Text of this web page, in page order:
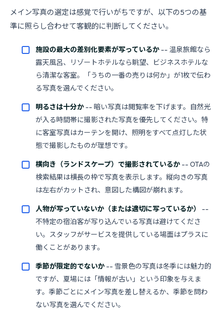
メイン写真の選定は感覚で行いがちですが、以下の5つの基
準に照らし合わせて客観的に判断してください。
施設の最大の差別化要素が写っているか -- 温泉旅館なら
露天風呂、リゾートホテルなら眺望、ビジネスホテルな
ら清潔な客室。「うちの一番の売りは何か」が1枚で伝わ
る写真を選んでください。
明るさは十分か -- 暗い写真は閲覧率を下げます。自然光
が入る時間帯に撮影された写真を優先してください。特
に客室写真はカーテンを開け、照明をすべて点灯した状
態で撮影したものが理想です。
横向き（ランドスケープ）で撮影されているか -- OTAの
検索結果は横長の枠で写真を表示します。縦向きの写真
は左右がカットされ、意図した構図が崩れます。
人物が写っていないか（または適切に写っているか）
--
不特定の宿泊客が写り込んでいる写真は避けてくださ
い。スタッフがサービスを提供している場面はプラスに
働くことがあります。
季節が限定的でないか -- 雪景色の写真は冬季には魅力的
ですが、夏場には「情報が古い」という印象を与えま
す。季節ごとにメイン写真を差し替えるか、季節を問わ
ない写真を選んでください。